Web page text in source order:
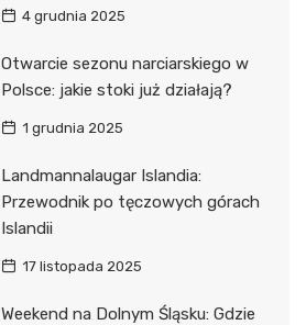
4 grudnia 2025
Otwarcie sezonu narciarskiego w
Polsce: jakie stoki już działają?
1 grudnia 2025
Landmannalaugar Islandia:
Przewodnik po tęczowych górach
Islandii
17 listopada 2025
Weekend na Dolnym Śląsku: Gdzie